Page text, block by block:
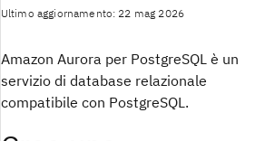
Ultimo aggiornamento: 22 mag 2026
Amazon Aurora per PostgreSQL è un
servizio di database relazionale
compatibile con PostgreSQL.